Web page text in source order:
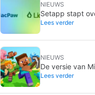
NIEUWS
Setapp stapt
de apps op de
Lees verder
NIEUWS
De versie van
een releasedatum
Lees verder